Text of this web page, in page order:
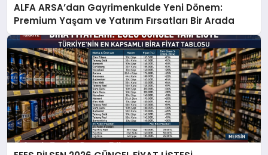
ALFA ARSA’dan Gayrimenkulde Yeni Dönem:
Premium Yaşam ve Yatırım Fırsatları Bir Arada